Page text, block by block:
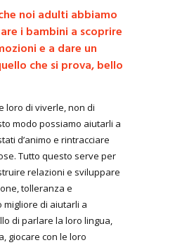
noi adulti abbiamo
i bambini a scoprire
e a dare un
che si prova, bello
loro di viverle, non di
modo possiamo aiutarli a
d’animo e rintracciare
Tutto questo serve per
relazioni e sviluppare
tolleranza e
di aiutarli a
di parlare la loro lingua,
giocare con le loro